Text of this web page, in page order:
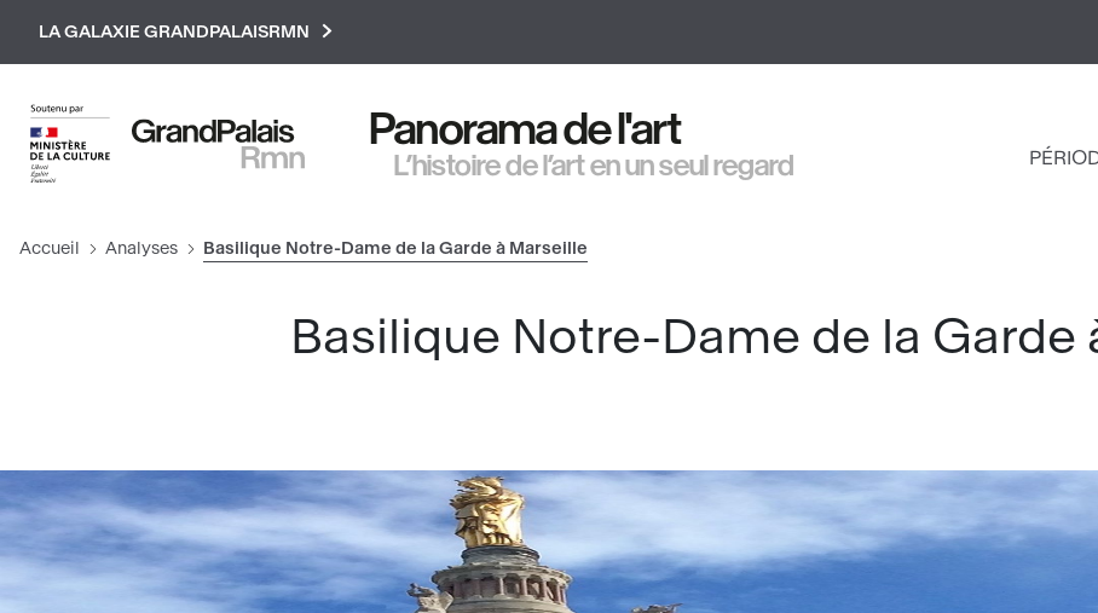
LA GALAXIE GRANDPALAISRMN
Panorama de l'art
L’histoire de l’art en un seul regard
Accueil Analyses Basilique Notre-Dame de la Garde à Marseille
Basilique Notre-Dame de la Garde